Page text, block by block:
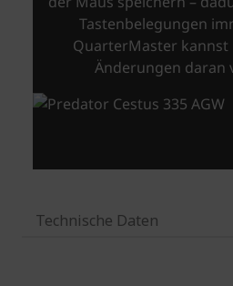
Technische Daten